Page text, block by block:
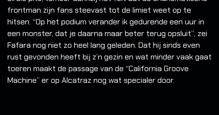
frontman zijn fans steevast tot de limiet weet op te
hitsen. “Op het podium verander ik gedurende een uur in
een monster, dat je daarna maar beter terug opsluit”, zei
Fafara nog niet zo heel lang geleden. Dat hij sinds even
rust gevonden heeft bij z’n gezin en wat minder vaak gaat
toeren maakt de passage van de “California Groove
Machine” er op Alcatraz nog wat specialer door.